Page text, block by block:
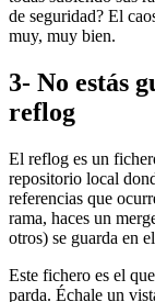
de seguridad? El
muy, muy bien.
3- No estás
reflog
El reflog es un
repositorio local
referencias que
rama, haces un
otros) se guarda en
Este fichero es el
parda. Échale un